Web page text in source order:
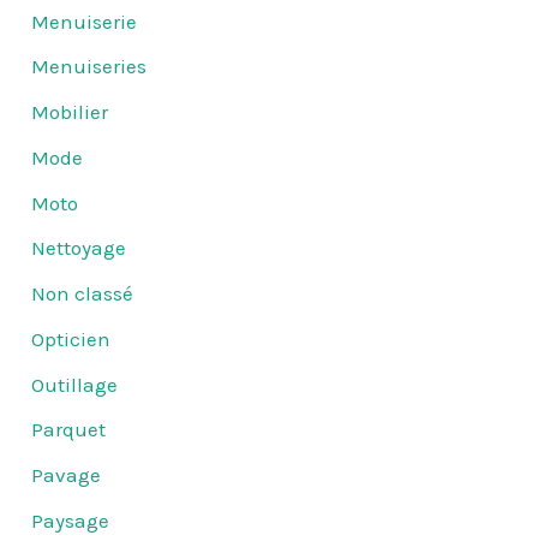
Menuiserie
Menuiseries
Mobilier
Mode
Moto
Nettoyage
Non classé
Opticien
Outillage
Parquet
Pavage
Paysage